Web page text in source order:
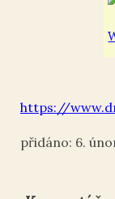
https://
6.